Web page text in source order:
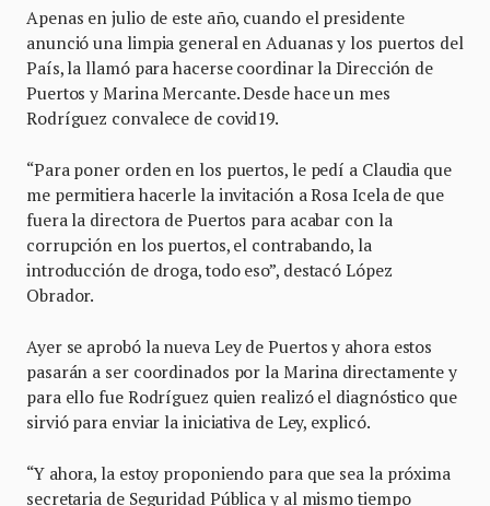
Apenas en julio de este año, cuando el presidente
anunció una limpia general en Aduanas y los puertos del
País, la llamó para hacerse coordinar la Dirección de
Puertos y Marina Mercante. Desde hace un mes
Rodríguez convalece de covid19.
“Para poner orden en los puertos, le pedí a Claudia que
me permitiera hacerle la invitación a Rosa Icela de que
fuera la directora de Puertos para acabar con la
corrupción en los puertos, el contrabando, la
introducción de droga, todo eso”, destacó López
Obrador.
Ayer se aprobó la nueva Ley de Puertos y ahora estos
pasarán a ser coordinados por la Marina directamente y
para ello fue Rodríguez quien realizó el diagnóstico que
sirvió para enviar la iniciativa de Ley, explicó.
“Y ahora, la estoy proponiendo para que sea la próxima
secretaria de Seguridad Pública y al mismo tiempo